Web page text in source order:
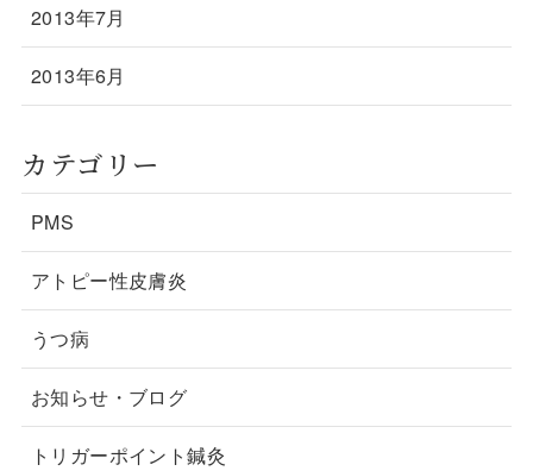
2013年7月
2013年6月
カテゴリー
PMS
アトピー性皮膚炎
うつ病
お知らせ・ブログ
トリガーポイント鍼灸